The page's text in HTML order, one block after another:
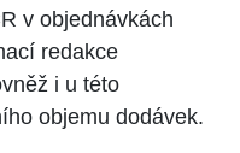
v objednávkách
redakce
i u této
objemu dodávek.